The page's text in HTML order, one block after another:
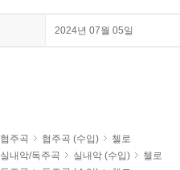
2024년 07월 05일
협주곡 협주곡 (수입)
첼로
실내악/독주곡 실내악 (수입)
첼로